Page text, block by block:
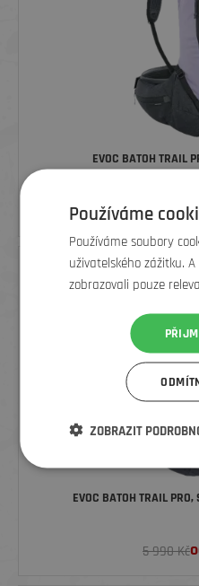
EVOC BATOH TRAIL
5 990 Kč
EVOC BATOH TRAIL
5 990 Kč
Používáme
Používáme soubory
uživatelského zážitku.
zobrazovali pouze
ZOBRAZIT